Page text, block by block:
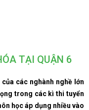
TẠI QUẬN 6
các nghành nghề lớn
trong các kì thi tuyển
học áp dụng nhiều vào